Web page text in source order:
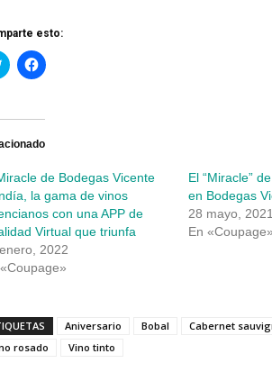
esto:
Haz
clic
Twitter
abre
ventana
nueva)
Haz
clic
Facebook
abre
ventana
nueva)
de Bodegas Vicente
la gama de vinos
con una APP de
Virtual que triunfa
2022
El “Miracle”
en Bodegas
28 mayo, 2021
En «Coupage»
Aniversario Bobal Cabernet
rosado
Vino tinto